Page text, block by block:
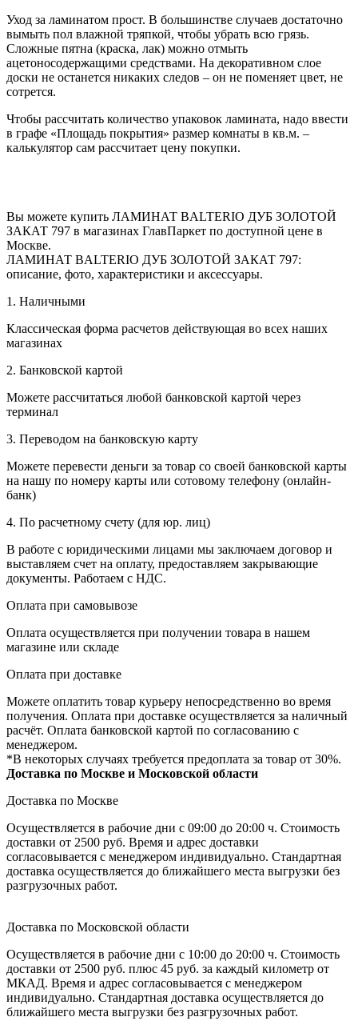
Уход за ламинатом прост. В большинстве случаев достаточно
вымыть пол влажной тряпкой, чтобы убрать всю грязь.
Сложные пятна (краска, лак) можно отмыть
ацетоносодержащими средствами. На декоративном слое
доски не останется никаких следов – он не поменяет цвет, не
сотрется.
Чтобы рассчитать количество упаковок ламината, надо ввести
в графе «Площадь покрытия» размер комнаты в кв.м. –
калькулятор сам рассчитает цену покупки.
Вы можете купить ЛАМИНАТ BALTERIO ДУБ ЗОЛОТОЙ
ЗАКАТ 797 в магазинах ГлавПаркет по доступной цене в
Москве.
ЛАМИНАТ BALTERIO ДУБ ЗОЛОТОЙ ЗАКАТ 797:
описание, фото, характеристики и аксессуары.
1. Наличными
Классическая форма расчетов действующая во всех наших
магазинах
2. Банковской картой
Можете рассчитаться любой банковской картой через
терминал
3. Переводом на банковскую карту
Можете перевести деньги за товар со своей банковской карты
на нашу по номеру карты или сотовому телефону (онлайн-
банк)
4. По расчетному счету (для юр. лиц)
В работе с юридическими лицами мы заключаем договор и
выставляем счет на оплату, предоставляем закрывающие
документы. Работаем с НДС.
Оплата при самовывозе
Оплата осуществляется при получении товара в нашем
магазине или складе
Оплата при доставке
Можете оплатить товар курьеру непосредственно во время
получения. Оплата при доставке осуществляется за наличный
расчёт. Оплата банковской картой по согласованию с
менеджером.
*В некоторых случаях требуется предоплата за товар от 30%.
Доставка по Москве и Московской области
Доставка по Москве
Осуществляется в рабочие дни с 09:00 до 20:00 ч. Стоимость
доставки от 2500 руб. Время и адрес доставки
согласовывается с менеджером индивидуально. Стандартная
доставка осуществляется до ближайшего места выгрузки без
разгрузочных работ.
Доставка по Московской области
Осуществляется в рабочие дни с 10:00 до 20:00 ч. Стоимость
доставки от 2500 руб. плюс 45 руб. за каждый километр от
МКАД. Время и адрес согласовывается с менеджером
индивидуально. Стандартная доставка осуществляется до
ближайшего места выгрузки без разгрузочных работ.